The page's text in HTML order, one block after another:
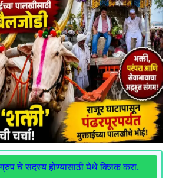
चे सदस्य होण्यासाठी येथे क्लिक करा.